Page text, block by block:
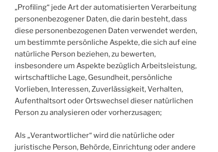
„Profiling“ jede Art der automatisierten Verarbeitung
personenbezogener Daten, die darin besteht, dass
diese personenbezogenen Daten verwendet werden,
um bestimmte persönliche Aspekte, die sich auf eine
natürliche Person beziehen, zu bewerten,
insbesondere um Aspekte bezüglich Arbeitsleistung,
wirtschaftliche Lage, Gesundheit, persönliche
Vorlieben, Interessen, Zuverlässigkeit, Verhalten,
Aufenthaltsort oder Ortswechsel dieser natürlichen
Person zu analysieren oder vorherzusagen;
Als „Verantwortlicher“ wird die natürliche oder
juristische Person, Behörde, Einrichtung oder andere